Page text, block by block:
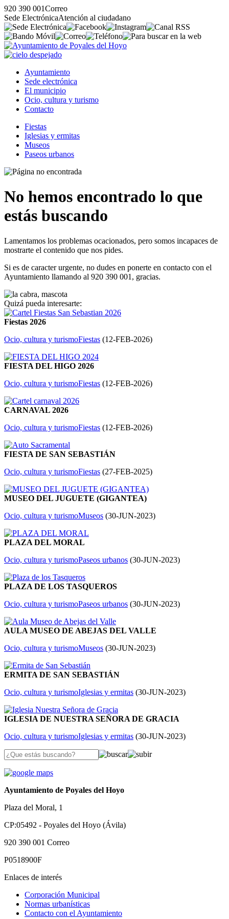
920 390 001Correo
Sede ElectrónicaAtención al ciudadano
Ayuntamiento
Sede electrónica
El municipio
Ocio, cultura y turismo
Contacto
Fiestas
Iglesias y ermitas
Museos
Paseos urbanos
No hemos encontrado lo que
estás buscando
Lamentamos los problemas ocacionados, pero somos incapaces de
mostrarte el contenido que nos pides.
Si es de caracter urgente, no dudes en ponerte en contacto con el
Ayuntamiento llamando al 920 390 001 , gracias.
Quizá pueda interesarte:
Fiestas 2026
Ocio, cultura y turismoFiestas (12-FEB-2026)
FIESTA DEL HIGO 2026
Ocio, cultura y turismoFiestas (12-FEB-2026)
CARNAVAL 2026
Ocio, cultura y turismoFiestas (12-FEB-2026)
FIESTA DE SAN SEBASTIÁN
Ocio, cultura y turismoFiestas (27-FEB-2025)
MUSEO DEL JUGUETE (GIGANTEA)
Ocio, cultura y turismoMuseos (30-JUN-2023)
PLAZA DEL MORAL
Ocio, cultura y turismoPaseos urbanos (30-JUN-2023)
PLAZA DE LOS TASQUEROS
Ocio, cultura y turismoPaseos urbanos (30-JUN-2023)
AULA MUSEO DE ABEJAS DEL VALLE
Ocio, cultura y turismoMuseos (30-JUN-2023)
ERMITA DE SAN SEBASTIÁN
Ocio, cultura y turismoIglesias y ermitas (30-JUN-2023)
IGLESIA DE NUESTRA SEÑORA DE GRACIA
Ocio, cultura y turismoIglesias y ermitas (30-JUN-2023)
Ayuntamiento de Poyales del Hoyo
Plaza del Moral, 1
CP:05492 - Poyales del Hoyo (Ávila)
920 390 001 Correo
P0518900F
Enlaces de interés
Corporación Municipal
Normas urbanísticas
Contacto con el Ayuntamiento